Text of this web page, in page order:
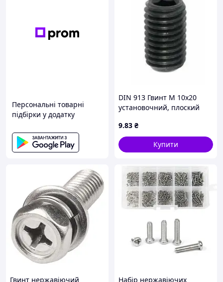
Персональні товарні
підбірки у додатку
DIN 913 Гвинт М 10х20
установочний, плоский
9.83 ₴
Купити
Гвинт нержавіючий
Набір нержавіючих